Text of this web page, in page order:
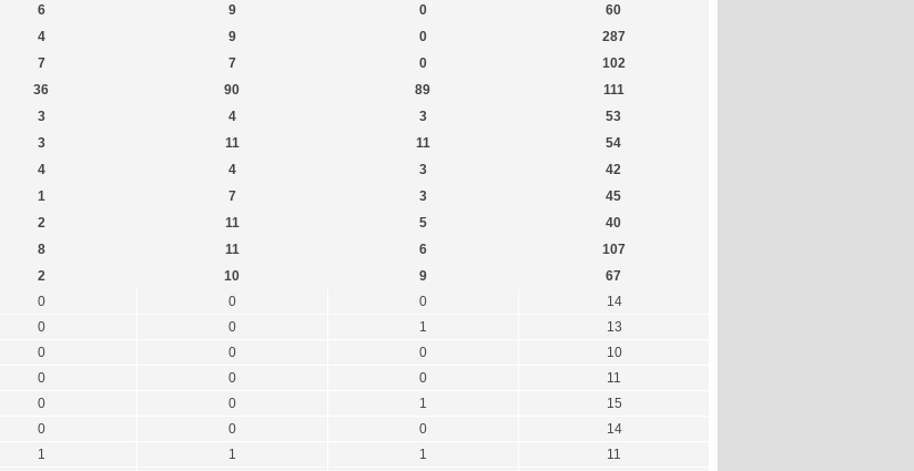
6 9 0
60
4 9 0
287
7 7 0
102
36 90 89
111
3 4 3
53
3 11 11
54
4 4 3
42
1 7 3
45
2 11 5
40
8 11 6
107
2 10 9
67
0 0 0
14
0 0 1
13
0 0 0
10
0 0 0
11
0 0 1
15
0 0 0
14
1 1 1
11